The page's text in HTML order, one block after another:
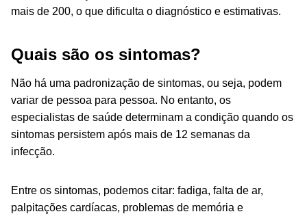
mais de 200, o que dificulta o diagnóstico e estimativas.
Quais são os sintomas?
Não há uma padronização de sintomas, ou seja, podem
variar de pessoa para pessoa. No entanto, os
especialistas de saúde determinam a condição quando os
sintomas persistem após mais de 12 semanas da
infecção.
Entre os sintomas, podemos citar: fadiga, falta de ar,
palpitações cardíacas, problemas de memória e